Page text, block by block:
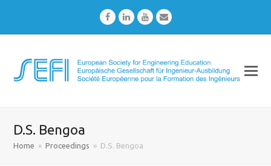
FacebookLinkedInYoutubeEmail
D.S. Bengoa
Home » Proceedings » D.S. Bengoa